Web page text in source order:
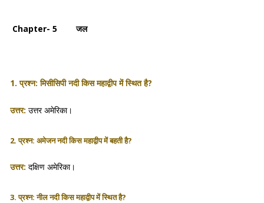
Chapter- 5 जल
1. प्रश्न: मिसीसिपी नदी किस महाद्वीप में स्थित है?
उत्तर: उत्तर अमेरिका।
2. प्रश्न: अमेजन नदी किस महाद्वीप में बहती है?
उत्तर: दक्षिण अमेरिका।
3. प्रश्न: नील नदी किस महाद्वीप में स्थित है?